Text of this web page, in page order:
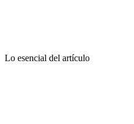
Lo esencial del artículo